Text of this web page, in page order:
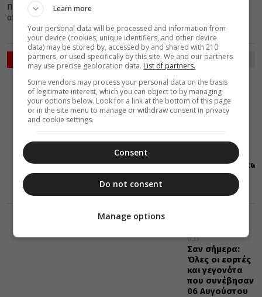
Παναγίας. Ωστόσο, η συγκεκριμένη είναι αδιαμφισβήττηα μια
από τις πιο σπάνιες...
ΡΟΗ ΕΙΔΗΣΕΩΝ
VIDEOS
06 Αυγούστου 2026
0:36
Όσα
από την Ιερά
Παράδοση για
την εορτή της
Μεταμορφώσεως
του Χριστού
0:35
Σαν σήμερα:
Όλες οι εορτές
και γεγονότα
που συνέβησαν
06 Αυγούστου
Learn more
Your personal data will be processed and information from
your device (cookies, unique identifiers, and other device
data) may be stored by, accessed by and shared with 210
partners, or used specifically by this site. We and our partners
may use precise geolocation data. List of partners.
Some vendors may process your personal data on the basis
of legitimate interest, which you can object to by managing
your options below. Look for a link at the bottom of this page
or in the site menu to manage or withdraw consent in privacy
and cookie settings.
Consent
Do not consent
Manage options